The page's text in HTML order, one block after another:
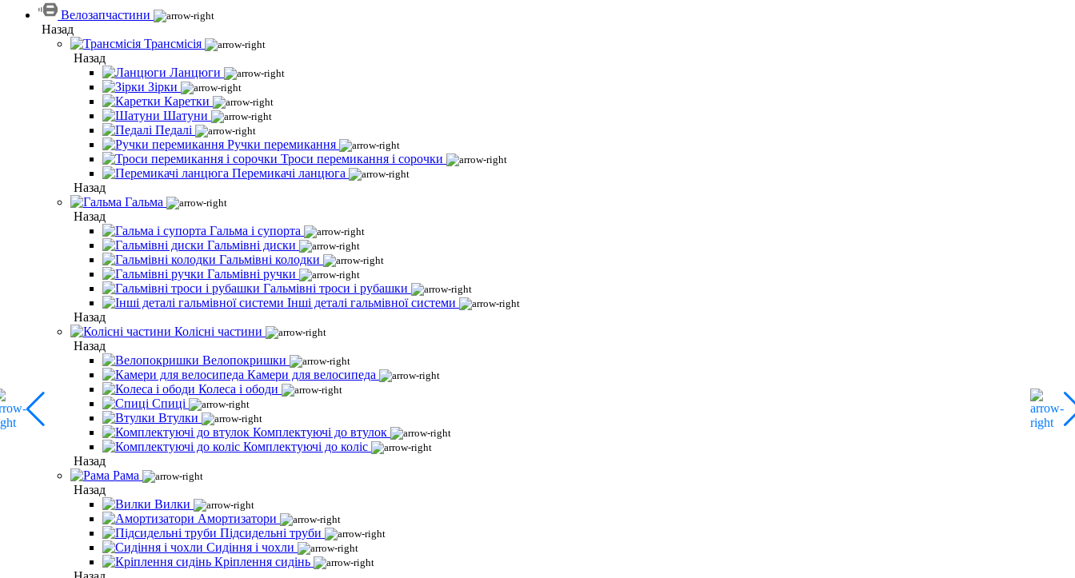
Велозапчастини
Назад
Трансмісія
Назад
Ланцюги
Зірки
Каретки
Шатуни
Педалі
Ручки перемикання
Троси перемикання і сорочки
Перемикачі ланцюга
Назад
Гальма
Назад
Гальма і супорта
Гальмівні диски
Гальмівні колодки
Гальмівні ручки
Гальмівні троси і рубашки
Інші деталі гальмівної системи
Назад
Колісні частини
Назад
Велопокришки
Камери для велосипеда
Колеса і ободи
Спиці
Втулки
Комплектуючі до втулок
Комплектуючі до коліс
Назад
Рама
Назад
Вилки
Амортизатори
Підсидельні труби
Сидіння і чохли
Кріплення сидінь